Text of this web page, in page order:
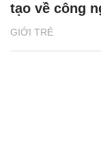
GIỚI TRẺ
tạo về công